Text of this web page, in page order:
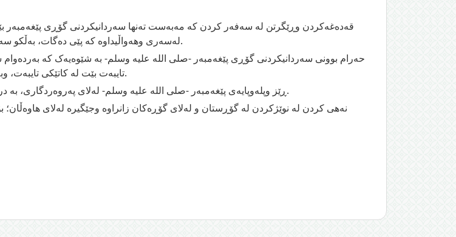
قەدەغەکردن وڕێگرتن لە سەفەر کردن کە مەبەست تەنها سەردانیکردنی گۆڕی پێغەمبەر
لەسەری وهەواڵیداوە کە پێی دەگات، بەڵکو سەفەری تایبەت دەکرێت بۆ مزگەوتەکە بەمەبەستی ئەنجامدانی نوێژ تێیدا.
حەرام بوونی سەردانیکردنی گۆڕی پێغەمبەر -صلى اللە علیە وسلم- بە شێوەیەک کە
تایبەت بێت لە کاتێکی تایبەت، وبە هەمان شێوە سەردانیکردنی هەموو گۆڕێکیش نابێت بەم شێوەیە بێت.
ڕێز وپلەوپایەى پێغەمبەر -صلى اللە علیە وسلم- لەلای پەروەردگاری، بە دروستی سەڵاواتدان لەسەری وسەلامکردن لێی لە هەموو شوێن وکاتێک.
نەهی کردن لە نوێژکردن لە گۆڕستان و لەلای گۆڕەکان زانراوە وجێگیرە لەلای